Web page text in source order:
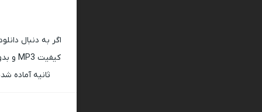
اگر به دنبال
ثانیه آماده